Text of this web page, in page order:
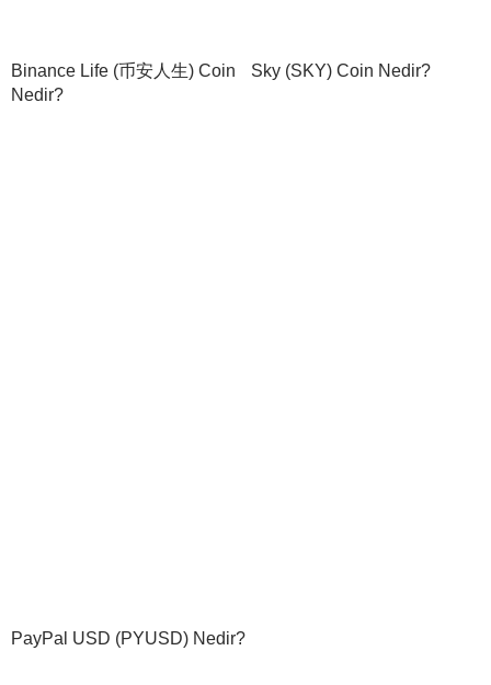
Binance Life (币安人生) Coin
Nedir?
Sky (SKY) Coin Nedir?
PayPal USD (PYUSD) Nedir?